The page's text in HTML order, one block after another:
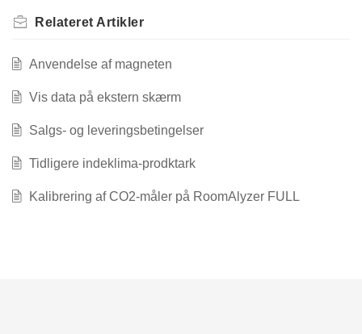
Relateret Artikler
Anvendelse af magneten
Vis data på ekstern skærm
Salgs- og leveringsbetingelser
Tidligere indeklima-prodktark
Kalibrering af CO2-måler på RoomAlyzer FULL